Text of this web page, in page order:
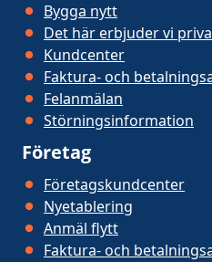
Bygga nytt
Det här erbjuder vi
Kundcenter
Faktura- och
Felanmälan
Störningsinformation
Företag
Företagskundcenter
Nyetablering
Anmäl flytt
Faktura- och